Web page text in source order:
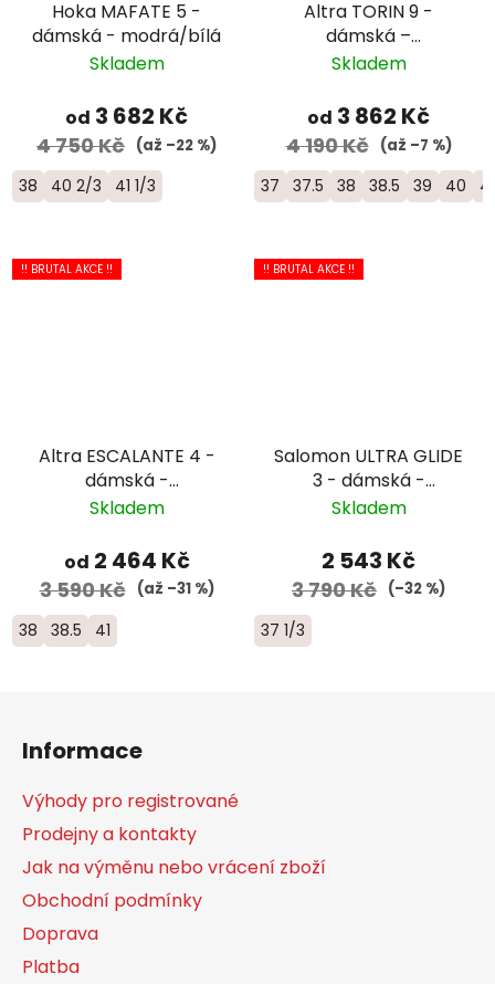
Hoka MAFATE 5 -
dámská - modrá/bílá
Skladem
od 3 682 Kč
4 750 Kč (až –22 %)
38 40 2/3 41 1/3
Altra TORIN 9 -
dámská –
černá/růžová/oranžová
Skladem
od 3 862 Kč
4 190 Kč (až –7 %)
37 37.5 38 38.5 39 40
!! BRUTAL AKCE !!
Altra ESCALANTE 4 -
dámská -
bílá/oranžová
Skladem
od 2 464 Kč
3 590 Kč (až –31 %)
38 38.5 41
!! BRUTAL AKCE !!
Salomon ULTRA GLIDE
3 - dámská -
fialová/bílá
Skladem
2 543 Kč
3 790 Kč (–32 %)
37 1/3
Informace
Výhody pro registrované
Prodejny a kontakty
Jak na výměnu nebo vrácení zboží
Obchodní podmínky
Doprava
Platba